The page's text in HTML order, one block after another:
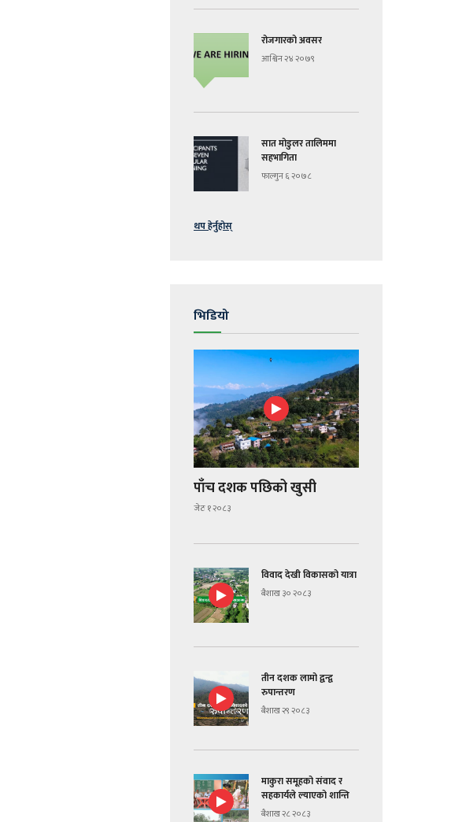
रोजगारको अवसर
आश्विन २४ २०७९
सात मोडुलर तालिममा
सहभागिता
फाल्गुन ६ २०७८
थप हेर्नुहोस्
भिडियो
पाँच दशक पछिको खुसी
जेठ १ २०८३
विवाद देखी विकासको यात्रा
बैशाख ३० २०८३
तीन दशक लामो द्वन्द्व
रुपान्तरण
बैशाख २९ २०८३
माकुरा समूहको संवाद र
सहकार्यले ल्याएको शान्ति
बैशाख २८ २०८३